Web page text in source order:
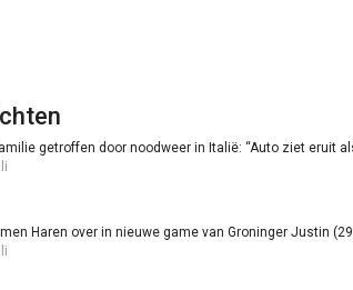
getroffen door noodweer in Italië: “Auto ziet eruit
Haren over in nieuwe game van Groninger Justin